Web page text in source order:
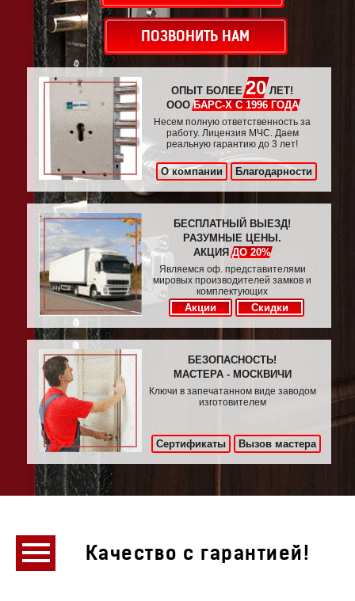
ПОЗВОНИТЬ НАМ
ОПЫТ БОЛЕЕ20ЛЕТ!
ОООБАРС-Х С 1996 ГОДА
Несем полную ответственность за
работу. Лицензия МЧС. Даем
реальную гарантию до 3 лет!
О компании Благодарности
БЕСПЛАТНЫЙ ВЫЕЗД!
РАЗУМНЫЕ ЦЕНЫ.
АКЦИЯДО 20%
Являемся оф. представителями
мировых производителей замков и
комплектующих
Акции Скидки
БЕЗОПАСНОСТЬ!
МАСТЕРА - МОСКВИЧИ
Ключи в запечатанном виде заводом
изготовителем
Сертификаты Вызов мастера
Качество с гарантией!